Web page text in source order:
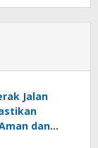
Jalan
dan